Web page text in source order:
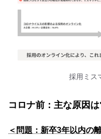
採用ミス
コロナ前：主な原因
＜問題：新卒3年以内の